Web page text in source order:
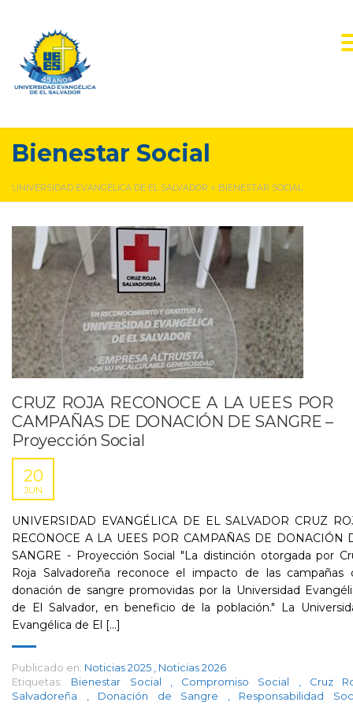
Bienestar Social
UNIVERSIDAD EVANGÉLICA DE EL SALVADOR > BIENESTAR SOCIAL
CRUZ ROJA RECONOCE A LA UEES POR
CAMPAÑAS DE DONACIÓN DE SANGRE –
Proyección Social
20
JUN
UNIVERSIDAD EVANGÉLICA DE EL SALVADOR CRUZ
RECONOCE A LA UEES POR CAMPAÑAS DE DONACIÓN
SANGRE - Proyección Social "La distinción otorgada por
Roja Salvadoreña reconoce el impacto de las campañas
donación de sangre promovidas por la Universidad
de El Salvador, en beneficio de la población." La
Evangélica de El [...]
Publicado en: Noticias 2025
Noticias 2026
Etiquetas:
Bienestar Social Compromiso Social
Cruz
Salvadoreña
Donación de Sangre
Responsabilidad